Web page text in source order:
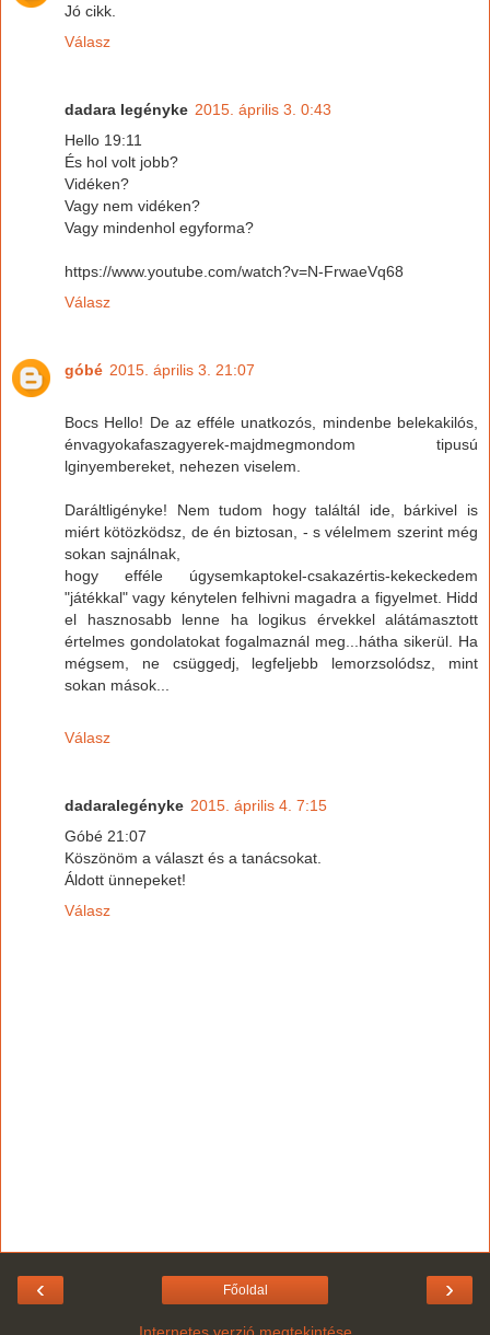
Jó cikk.
Válasz
dadara legényke 2015. április 3. 0:43
Hello 19:11
És hol volt jobb?
Vidéken?
Vagy nem vidéken?
Vagy mindenhol egyforma?
https://www.youtube.com/watch?v=N-FrwaeVq68
Válasz
góbé 2015. április 3. 21:07
Bocs Hello! De az efféle unatkozós, mindenbe belekakilós,
énvagyokafaszagyerek-majdmegmondom tipusú
lginyembereket, nehezen viselem.
Daráltligényke! Nem tudom hogy találtál ide, bárkivel is
miért kötözködsz, de én biztosan, - s vélelmem szerint még
sokan sajnálnak,
hogy efféle úgysemkaptokel-csakazértis-kekeckedem
"játékkal" vagy kénytelen felhivni magadra a figyelmet. Hidd
el hasznosabb lenne ha logikus érvekkel alátámasztott
értelmes gondolatokat fogalmaznál meg...hátha sikerül. Ha
mégsem, ne csüggedj, legfeljebb lemorzsolódsz, mint
sokan mások...
Válasz
dadaralegényke 2015. április 4. 7:15
Góbé 21:07
Köszönöm a választ és a tanácsokat.
Áldott ünnepeket!
Válasz
‹ ›
Főoldal